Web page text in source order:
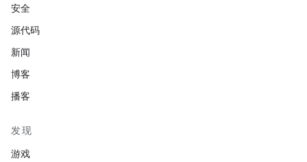
安全
源代码
新闻
博客
播客
发现
游戏